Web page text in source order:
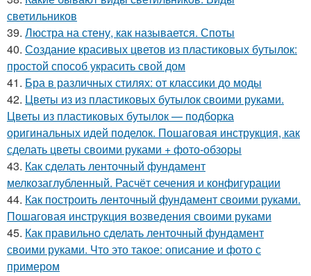
светильников
39. Люстра на стену, как называется. Споты
40. Создание красивых цветов из пластиковых бутылок:
простой способ украсить свой дом
41. Бра в различных стилях: от классики до моды
42. Цветы из из пластиковых бутылок своими руками.
Цветы из пластиковых бутылок — подборка
оригинальных идей поделок. Пошаговая инструкция, как
сделать цветы своими руками + фото-обзоры
43. Как сделать ленточный фундамент
мелкозаглубленный. Расчёт сечения и конфигурации
44. Как построить ленточный фундамент своими руками.
Пошаговая инструкция возведения своими руками
45. Как правильно сделать ленточный фундамент
своими руками. Что это такое: описание и фото с
примером